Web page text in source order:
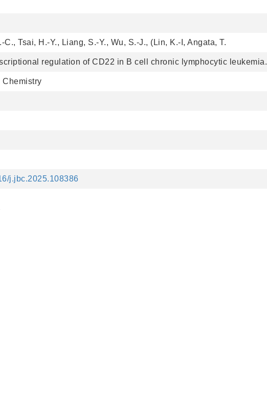
C., Tsai, H.-Y., Liang, S.-Y., Wu, S.-J., (Lin, K.-I, Angata, T.
regulation of CD22 in B cell chronic lymphocytic leukemia.
j.jbc.2025.108386